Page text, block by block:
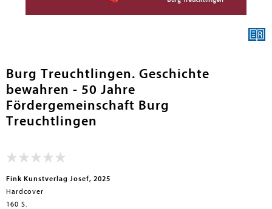
Burg Treuchtlingen. Geschichte
bewahren - 50 Jahre
Fördergemeinschaft Burg
Treuchtlingen
Fink Kunstverlag Josef, 2025
Hardcover
160 S.